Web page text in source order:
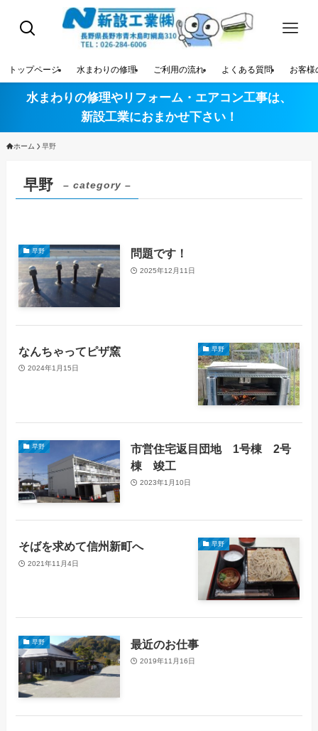
トップページ 水まわりの修理 ご利用の流れ よくある質問 お客様
水まわりの修理やリフォーム・エアコン工事は、
新設工業におまかせ下さい！
ホーム 早野
早野 – category –
早野 問題です！
2025年12月11日
早野
なんちゃってピザ窯
2024年1月15日
早野
市営住宅返目団地 1号棟 2号
棟 竣工
2023年1月10日
早野
そばを求めて信州新町へ
2021年11月4日
早野 最近のお仕事
2019年11月16日